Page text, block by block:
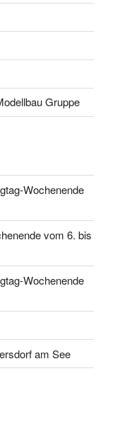
Gruppe
Wochenende
vom 6. bis
Wochenende
am See